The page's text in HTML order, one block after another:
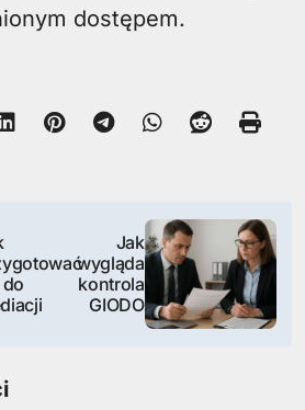
dostępem.
do
Jak
wygląda
kontrola
GIODO